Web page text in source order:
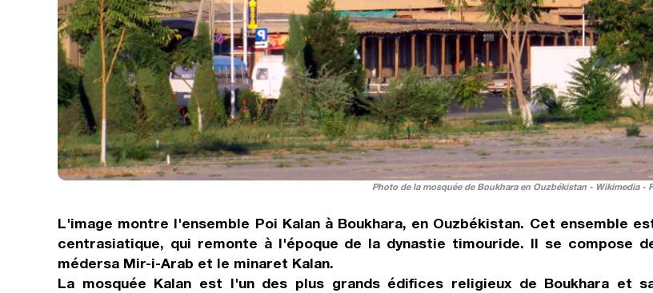
Photo de la mosquée de Boukhara en Ouzbékistan - Wikimedia -
L'image montre l'ensemble Poi Kalan à Boukhara, en Ouzbékistan. Cet ensemble
centrasiatique, qui remonte à l'époque de la dynastie timouride. Il se compose
médersa Mir-i-Arab et le minaret Kalan.
La mosquée Kalan est l'un des plus grands édifices religieux de Boukhara et